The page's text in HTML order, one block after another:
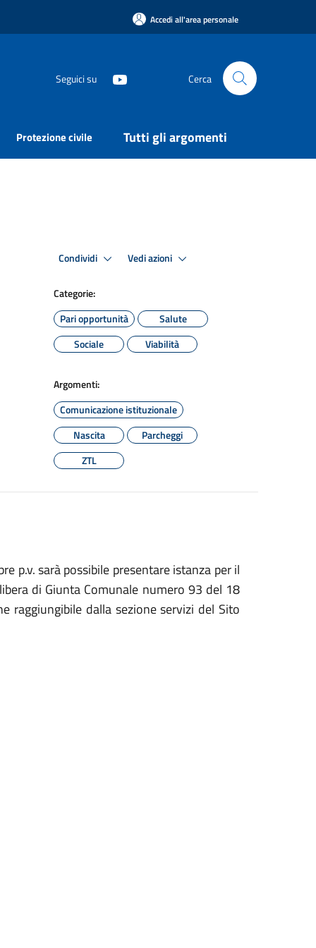
Accedi all'area personale
Seguici su Cerca
Protezione civile Tutti gli argomenti
Condividi Vedi azioni
Categorie:
Pari opportunità
Salute
Sociale
Viabilità
Argomenti:
Comunicazione istituzionale
Nascita
Parcheggi
ZTL
p.v. sarà possibile presentare istanza per il
di Giunta Comunale numero 93 del 18
raggiungibile dalla sezione servizi del Sito